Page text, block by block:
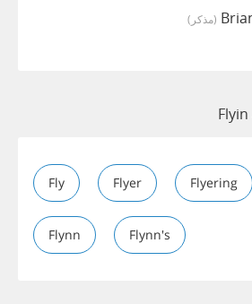
(مذكر)
Fly Flyer Flyering
Flynn Flynn's